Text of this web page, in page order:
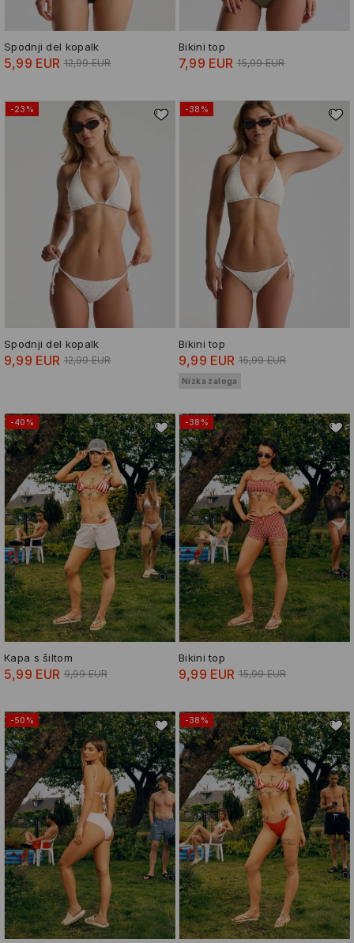
Spodnji del kopalk
5,99 EUR 12,99 EUR
Bikini top
7,99 EUR 15,99 EUR
-23%
Spodnji del kopalk
9,99 EUR 12,99 EUR
-38%
Bikini top
9,99 EUR 15,99 EUR
Nizka zaloga
-40%
Kapa s šiltom
5,99 EUR 9,99 EUR
-38%
Bikini top
9,99 EUR 15,99 EUR
-50% -38%